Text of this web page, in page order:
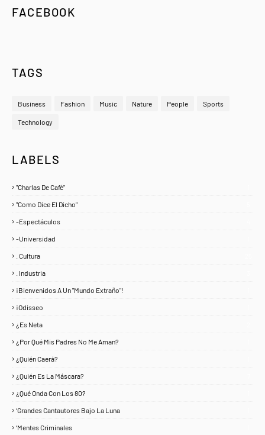
FACEBOOK
TAGS
Business Fashion Music Nature People Sports
Technology
LABELS
"Charlas De Café"
"Como Dice El Dicho"
-Espectáculos
-Universidad
. Cultura
. Industria
¡Bienvenidos A Un "Mundo Extraño"!
¡Odisseo
¿Es Neta
¿Por Qué Mis Padres No Me Aman?
¿Quién Caerá?
¿Quién Es La Máscara?
¿Qué Onda Con Los 80?
‘Grandes Cantautores Bajo La Luna
‘Mentes Criminales